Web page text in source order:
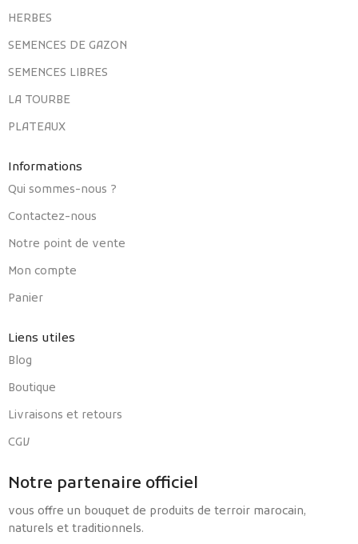
HERBES
SEMENCES DE GAZON
SEMENCES LIBRES
LA TOURBE
PLATEAUX
Informations
Qui sommes-nous ?
Contactez-nous
Notre point de vente
Mon compte
Panier
Liens utiles
Blog
Boutique
Livraisons et retours
CGV
Notre partenaire officiel
vous offre un bouquet de produits de terroir marocain,
naturels et traditionnels.